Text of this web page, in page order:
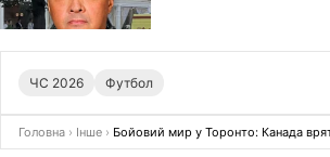
ЧС 2026 Футбол
Головна › Інше › Бойовий мир у Торонто: Канада